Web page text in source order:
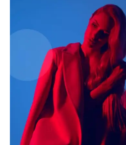
AIN NEWS 1
Contact Us
About Us
Privacy Policy
Terms of Use Agreement
Facebook
X WhatsApp
Share